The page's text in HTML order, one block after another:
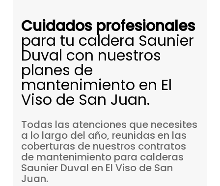
Cuidados profesionales
para tu caldera Saunier
Duval con nuestros
planes de
mantenimiento en El
Viso de San Juan.
Todas las atenciones que necesites
a lo largo del año, reunidas en las
coberturas de nuestros contratos
de mantenimiento para calderas
Saunier Duval en El Viso de San
Juan.